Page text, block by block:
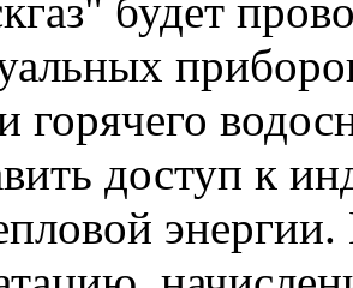
будет
горячего
доступ к
энергии.